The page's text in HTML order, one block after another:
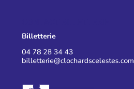
Billetterie
04 78 28 34 43
billetterie@clochardscelestes.com